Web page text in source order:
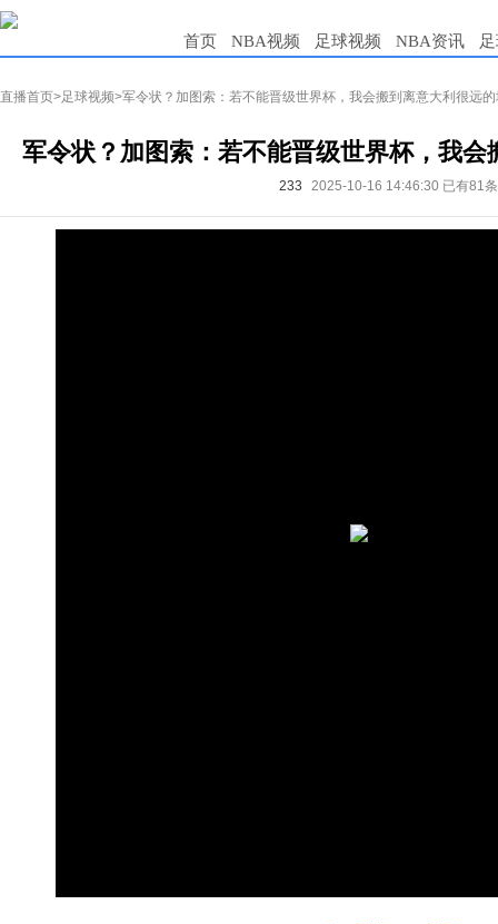
首页 NBA视频 足球视频 NBA资讯
直播首页>足球视频>军令状？加图索：若不能晋级世界杯，我会搬到离意大利很远
军令状？加图索：若不能晋级世界杯，我
233 2025-10-16 14:46:30 已有81